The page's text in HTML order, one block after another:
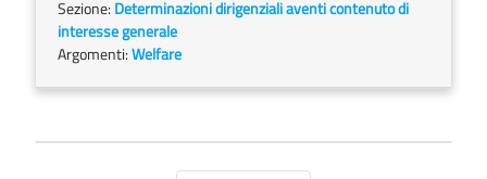
Sezione: Determinazioni dirigenziali aventi contenuto di
interesse generale
Argomenti:Welfare